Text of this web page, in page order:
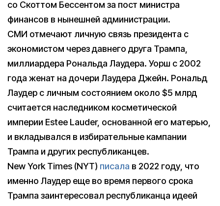
со Скоттом Бессентом за пост министра
финансов в нынешней администрации.
СМИ отмечают личную связь президента с
экономистом через давнего друга Трампа,
миллиардера Рональда Лаудера. Уорш с 2002
года женат на дочери Лаудера Джейн. Рональд
Лаудер с личным состоянием около $5 млрд
считается наследником косметической
империи Estee Lauder, основанной его матерью,
и вкладывался в избирательные кампании
Трампа и других республиканцев.
New York Times (NYT) писала в 2022 году, что
именно Лаудер еще во время первого срока
Трампа заинтересовал республиканца идеей